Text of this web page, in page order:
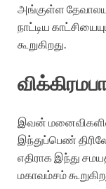
அங்குள்ள
நாட்டிய
கூறுகிறது.
இவன் மனைவிகளில்
இந்துப்பெண்
எதிராக இந்து
மகாவம்சம்